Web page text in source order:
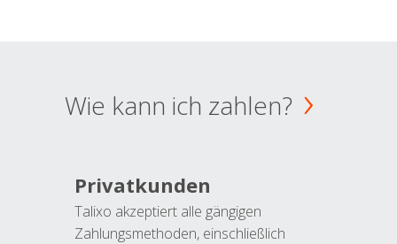
Wie kann ich zahlen?
Privatkunden
Talixo akzeptiert alle gängigen
Zahlungsmethoden, einschließlich